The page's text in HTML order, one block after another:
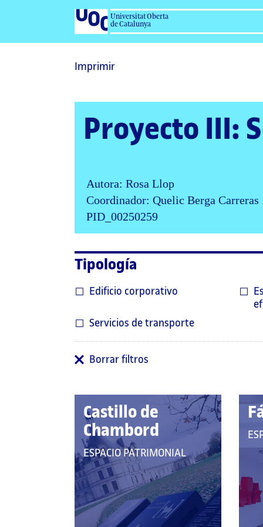
Universitat Oberta
de Catalunya
Imprimir
Proyecto III:
Autora: Rosa Llop
Coordinador: Quelic Berga Carreras
PID_00250259
Tipología
Edificio corporativo
Servicios de transporte
Borrar filtros
Castillo de
Chambord
QUE
PERTENECE
A
LAS
CATEGORÍAS:
ESPACIO PATRIMONIAL
LAS